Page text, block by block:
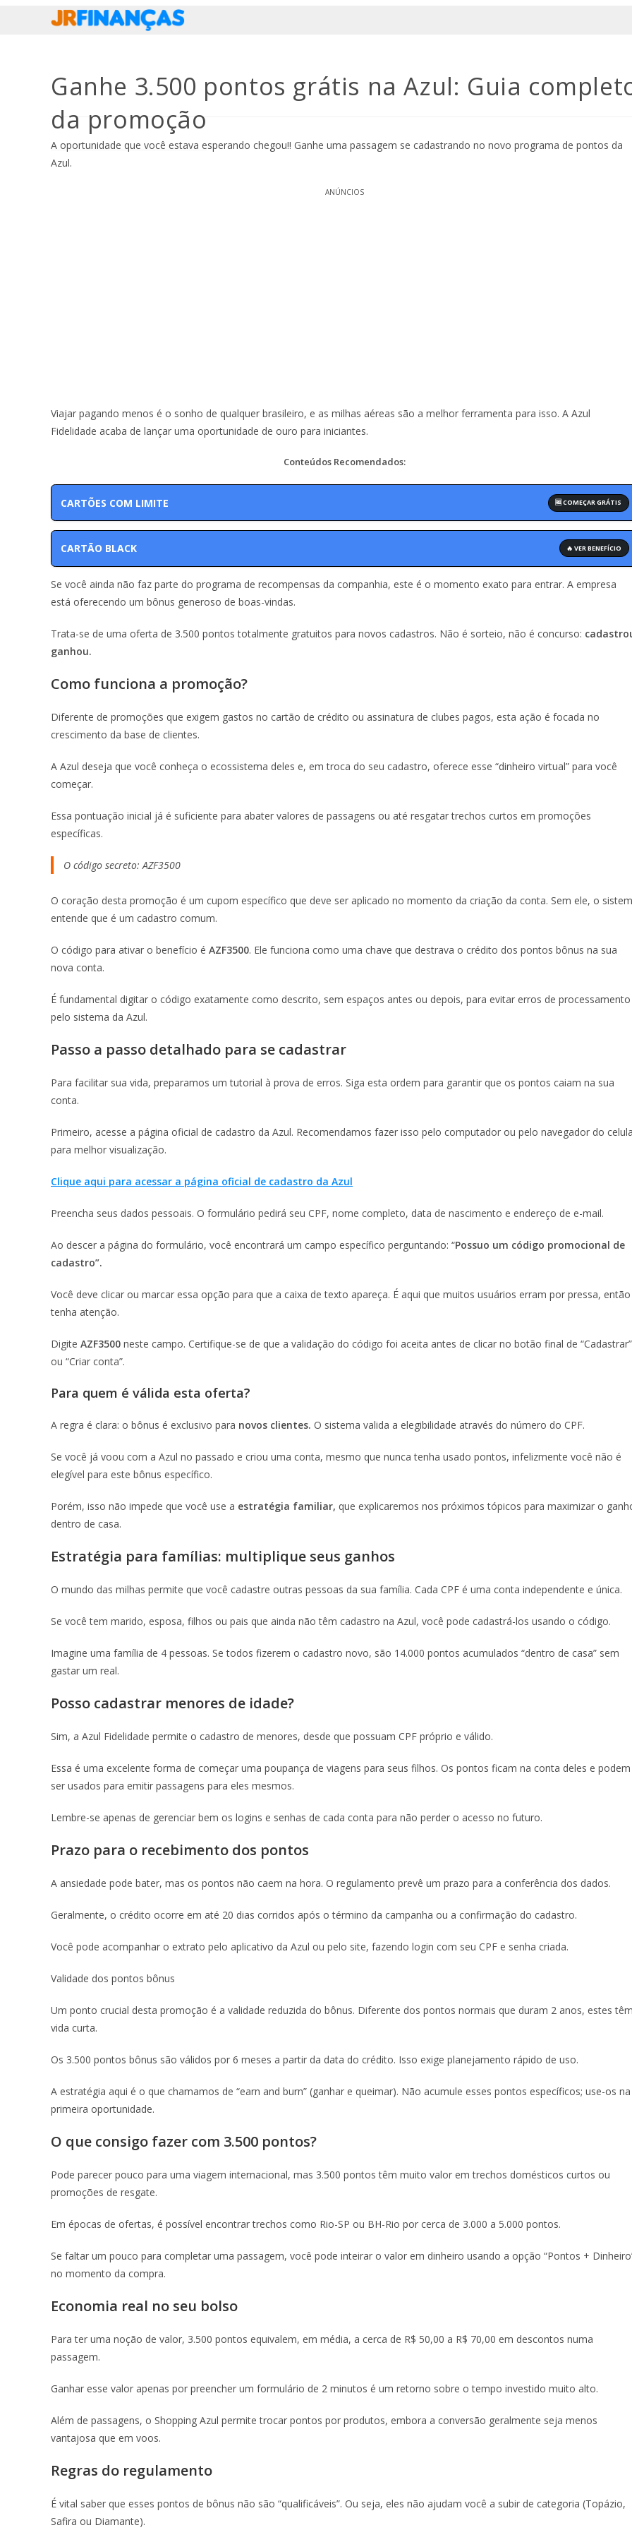
Ganhe 3.500 pontos grátis na Azul: Guia
da promoção
A oportunidade que você estava esperando chegou!! Ganhe uma passagem se cadastrando no novo programa de pontos da
Azul.
ANÚNCIOS
Viajar pagando menos é o sonho de qualquer brasileiro, e as milhas aéreas são a melhor ferramenta para isso. A Azul
Fidelidade acaba de lançar uma oportunidade de ouro para iniciantes.
Conteúdos Recomendados:
CARTÕES COM LIMITE 🆓 COMEÇAR GRÁTIS
CARTÃO BLACK 🔥 VER BENEFÍCIO
Se você ainda não faz parte do programa de recompensas da companhia, este é o momento exato para entrar. A empresa
está oferecendo um bônus generoso de boas-vindas.
Trata-se de uma oferta de 3.500 pontos totalmente gratuitos para novos cadastros. Não é sorteio, não é concurso:
ganhou.
Como funciona a promoção?
Diferente de promoções que exigem gastos no cartão de crédito ou assinatura de clubes pagos, esta ação é focada no
crescimento da base de clientes.
A Azul deseja que você conheça o ecossistema deles e, em troca do seu cadastro, oferece esse “dinheiro virtual” para você
começar.
Essa pontuação inicial já é suficiente para abater valores de passagens ou até resgatar trechos curtos em promoções
específicas.
O código secreto: AZF3500
O coração desta promoção é um cupom específico que deve ser aplicado no momento da criação da conta. Sem ele, o
entende que é um cadastro comum.
O código para ativar o benefício é AZF3500. Ele funciona como uma chave que destrava o crédito dos pontos bônus na sua
nova conta.
É fundamental digitar o código exatamente como descrito, sem espaços antes ou depois, para evitar erros de processamento
pelo sistema da Azul.
Passo a passo detalhado para se cadastrar
Para facilitar sua vida, preparamos um tutorial à prova de erros. Siga esta ordem para garantir que os pontos caiam na sua
conta.
Primeiro, acesse a página oficial de cadastro da Azul. Recomendamos fazer isso pelo computador ou pelo navegador do
para melhor visualização.
Clique aqui para acessar a página oficial de cadastro da Azul
Preencha seus dados pessoais. O formulário pedirá seu CPF, nome completo, data de nascimento e endereço de e-mail.
Ao descer a página do formulário, você encontrará um campo específico perguntando: “Possuo um código promocional de
cadastro”.
Você deve clicar ou marcar essa opção para que a caixa de texto apareça. É aqui que muitos usuários erram por pressa, então
tenha atenção.
Digite AZF3500 neste campo. Certifique-se de que a validação do código foi aceita antes de clicar no botão final de “Cadastrar”
ou “Criar conta”.
Para quem é válida esta oferta?
A regra é clara: o bônus é exclusivo para novos clientes. O sistema valida a elegibilidade através do número do CPF.
Se você já voou com a Azul no passado e criou uma conta, mesmo que nunca tenha usado pontos, infelizmente você não é
elegível para este bônus específico.
Porém, isso não impede que você use a estratégia familiar, que explicaremos nos próximos tópicos para maximizar o
dentro de casa.
Estratégia para famílias: multiplique seus ganhos
O mundo das milhas permite que você cadastre outras pessoas da sua família. Cada CPF é uma conta independente e única.
Se você tem marido, esposa, filhos ou pais que ainda não têm cadastro na Azul, você pode cadastrá-los usando o código.
Imagine uma família de 4 pessoas. Se todos fizerem o cadastro novo, são 14.000 pontos acumulados “dentro de casa” sem
gastar um real.
Posso cadastrar menores de idade?
Sim, a Azul Fidelidade permite o cadastro de menores, desde que possuam CPF próprio e válido.
Essa é uma excelente forma de começar uma poupança de viagens para seus filhos. Os pontos ficam na conta deles e podem
ser usados para emitir passagens para eles mesmos.
Lembre-se apenas de gerenciar bem os logins e senhas de cada conta para não perder o acesso no futuro.
Prazo para o recebimento dos pontos
A ansiedade pode bater, mas os pontos não caem na hora. O regulamento prevê um prazo para a conferência dos dados.
Geralmente, o crédito ocorre em até 20 dias corridos após o término da campanha ou a confirmação do cadastro.
Você pode acompanhar o extrato pelo aplicativo da Azul ou pelo site, fazendo login com seu CPF e senha criada.
Validade dos pontos bônus
Um ponto crucial desta promoção é a validade reduzida do bônus. Diferente dos pontos normais que duram 2 anos, estes têm
vida curta.
Os 3.500 pontos bônus são válidos por 6 meses a partir da data do crédito. Isso exige planejamento rápido de uso.
A estratégia aqui é o que chamamos de “earn and burn” (ganhar e queimar). Não acumule esses pontos específicos; use-os na
primeira oportunidade.
O que consigo fazer com 3.500 pontos?
Pode parecer pouco para uma viagem internacional, mas 3.500 pontos têm muito valor em trechos domésticos curtos ou
promoções de resgate.
Em épocas de ofertas, é possível encontrar trechos como Rio-SP ou BH-Rio por cerca de 3.000 a 5.000 pontos.
Se faltar um pouco para completar uma passagem, você pode inteirar o valor em dinheiro usando a opção “Pontos +
no momento da compra.
Economia real no seu bolso
Para ter uma noção de valor, 3.500 pontos equivalem, em média, a cerca de R$ 50,00 a R$ 70,00 em descontos numa
passagem.
Ganhar esse valor apenas por preencher um formulário de 2 minutos é um retorno sobre o tempo investido muito alto.
Além de passagens, o Shopping Azul permite trocar pontos por produtos, embora a conversão geralmente seja menos
vantajosa que em voos.
Regras do regulamento
É vital saber que esses pontos de bônus não são “qualificáveis”. Ou seja, eles não ajudam você a subir de categoria (Topázio,
Safira ou Diamante).